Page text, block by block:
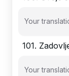
Your
101.
Your